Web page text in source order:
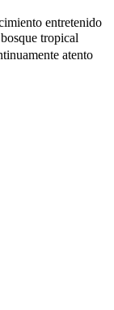
entretenido
tropical
atento